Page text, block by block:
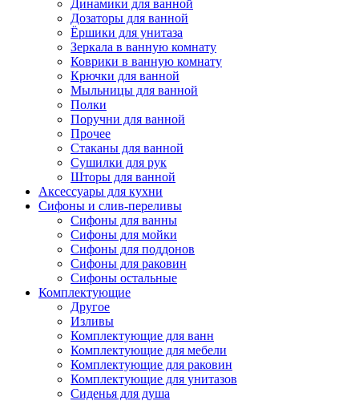
Динамики для ванной
Дозаторы для ванной
Ёршики для унитаза
Зеркала в ванную комнату
Коврики в ванную комнату
Крючки для ванной
Мыльницы для ванной
Полки
Поручни для ванной
Прочее
Стаканы для ванной
Сушилки для рук
Шторы для ванной
Аксессуары для кухни
Сифоны и слив-переливы
Сифоны для ванны
Сифоны для мойки
Сифоны для поддонов
Сифоны для раковин
Сифоны остальные
Комплектующие
Другое
Изливы
Комплектующие для ванн
Комплектующие для мебели
Комплектующие для раковин
Комплектующие для унитазов
Сиденья для душа